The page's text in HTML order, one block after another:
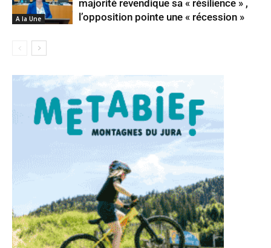
A la Une
majorité revendique sa « résilience » ,
l’opposition pointe une « récession »